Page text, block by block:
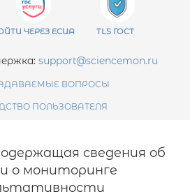
ЧЕРЕЗ ЕСИА TLS ГОСТ
support@sciencemon.ru
ВОПРОСЫ
ПОЛЬЗОВАТЕЛЯ
сведения об
о мониторинге